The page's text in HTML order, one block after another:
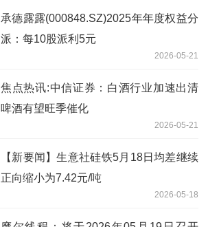
承德露露(000848.SZ)2025年年度权益分
派：每10股派利5元
2026-05-21
焦点热讯:中信证券：白酒行业加速出清
啤酒有望旺季催化
2026-05-21
【新要闻】生意社硅铁5月18日均差继续
正向缩小为7.42元/吨
2026-05-18